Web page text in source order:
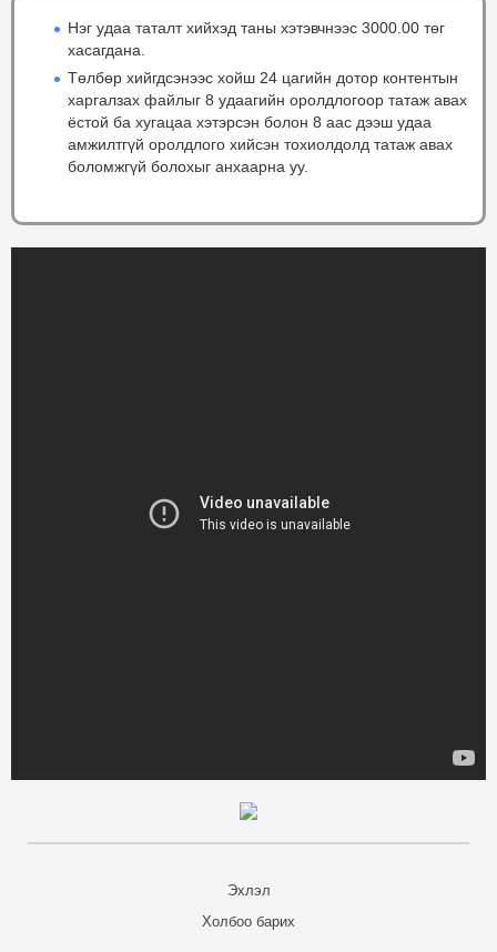
Нэг удаа таталт хийхэд таны хэтэвчнээс 3000.00 төг
хасагдана.
Төлбөр хийгдсэнээс хойш 24 цагийн дотор контентын
харгалзах файлыг 8 удаагийн оролдлогоор татаж авах
ёстой ба хугацаа хэтэрсэн болон 8 аас дээш удаа
амжилтгүй оролдлого хийсэн тохиолдолд татаж авах
боломжгүй болохыг анхаарна уу.
Эхлэл
Холбоо барих